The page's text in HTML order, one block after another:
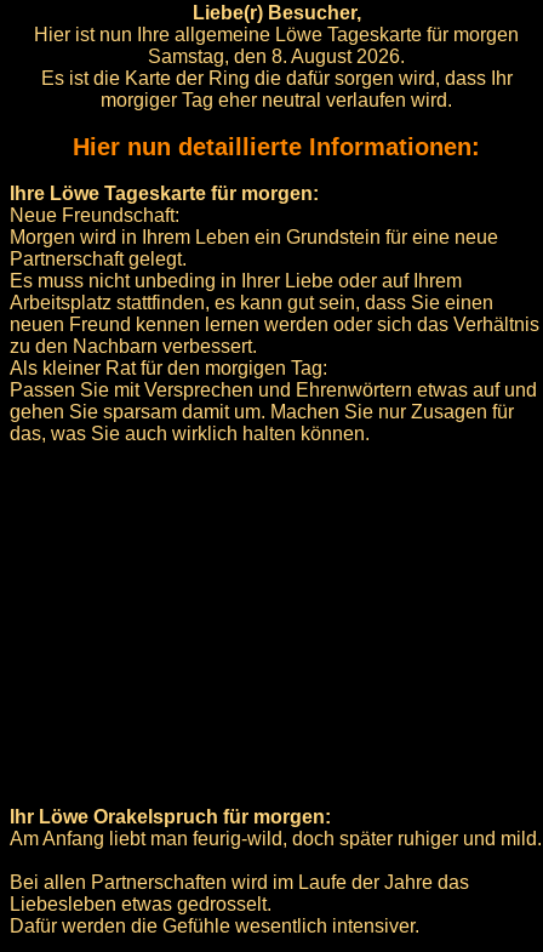
Liebe(r) Besucher,
Hier ist nun Ihre allgemeine Löwe Tageskarte für morgen
Samstag, den 8. August 2026.
Es ist die Karte der Ring die dafür sorgen wird, dass Ihr
morgiger Tag eher neutral verlaufen wird.
Hier nun detaillierte Informationen:
Ihre Löwe Tageskarte für morgen:
Neue Freundschaft:
Morgen wird in Ihrem Leben ein Grundstein für eine neue
Partnerschaft gelegt.
Es muss nicht unbeding in Ihrer Liebe oder auf Ihrem
Arbeitsplatz stattfinden, es kann gut sein, dass Sie einen
neuen Freund kennen lernen werden oder sich das Verhältnis
zu den Nachbarn verbessert.
Als kleiner Rat für den morgigen Tag:
Passen Sie mit Versprechen und Ehrenwörtern etwas auf und
gehen Sie sparsam damit um. Machen Sie nur Zusagen für
das, was Sie auch wirklich halten können.
Ihr Löwe Orakelspruch für morgen:
Am Anfang liebt man feurig-wild, doch später ruhiger und mild.
Bei allen Partnerschaften wird im Laufe der Jahre das
Liebesleben etwas gedrosselt.
Dafür werden die Gefühle wesentlich intensiver.